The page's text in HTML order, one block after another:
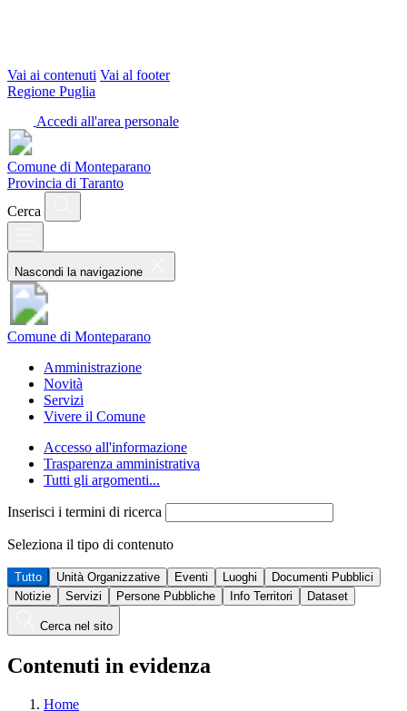
Vai ai contenuti Vai al footer
Regione Puglia
Accedi all'area personale
Comune di Monteparano
Provincia di Taranto
Cerca
Nascondi la navigazione
Comune di Monteparano
Amministrazione
Novità
Servizi
Vivere il Comune
Accesso all'informazione
Trasparenza amministrativa
Tutti gli argomenti...
Inserisci i termini di ricerca
Seleziona il tipo di contenuto
Tutto Unità Organizzative Eventi Luoghi
Documenti Pubblici
Notizie
Servizi Persone Pubbliche Info Territori Dataset
Cerca nel sito
Contenuti in evidenza
Home